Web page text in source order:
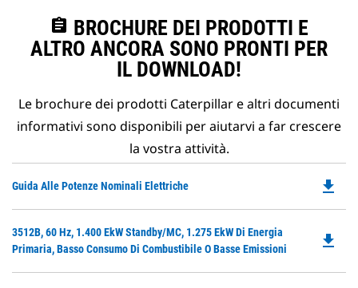
assignment BROCHURE DEI PRODOTTI E
ALTRO ANCORA SONO PRONTI PER
IL DOWNLOAD!
Le brochure dei prodotti Caterpillar e altri documenti
informativi sono disponibili per aiutarvi a far crescere
la vostra attività.
Guida Alle Potenze Nominali Elettriche file_download
3512B, 60 Hz, 1.400 EkW Standby/MC, 1.275 EkW Di Energia
Primaria, Basso Consumo Di Combustibile O Basse Emissioni
file_download